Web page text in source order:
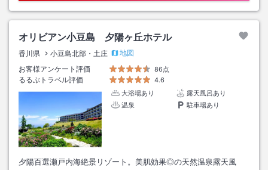
オリビアン小豆島 夕陽ヶ丘ホテル
香川県 小豆島北部・土庄
地図
お客様アンケート評価
86点
るるぶトラベル評価
4.6
大浴場あり
露天風呂あり
温泉
駐車場あり
夕陽百選瀬戸内海絶景リゾート。美肌効果◎の天然温泉露天風